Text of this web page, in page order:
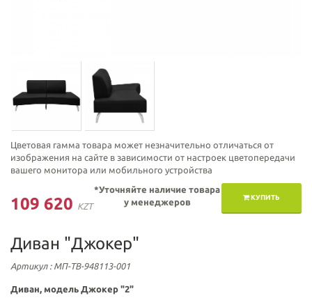
Цветовая гамма товара может незначительно отличаться от
изображения на сайте в зависимости от настроек цветопередачи
вашего монитора или мобильного устройства
109 620 KZT
КУПИТЬ
*Уточняйте наличие товара
у менеджеров
Диван "Джокер"
Артикул: МП-ТВ-948113-001
Диван, модель Джокер "2"